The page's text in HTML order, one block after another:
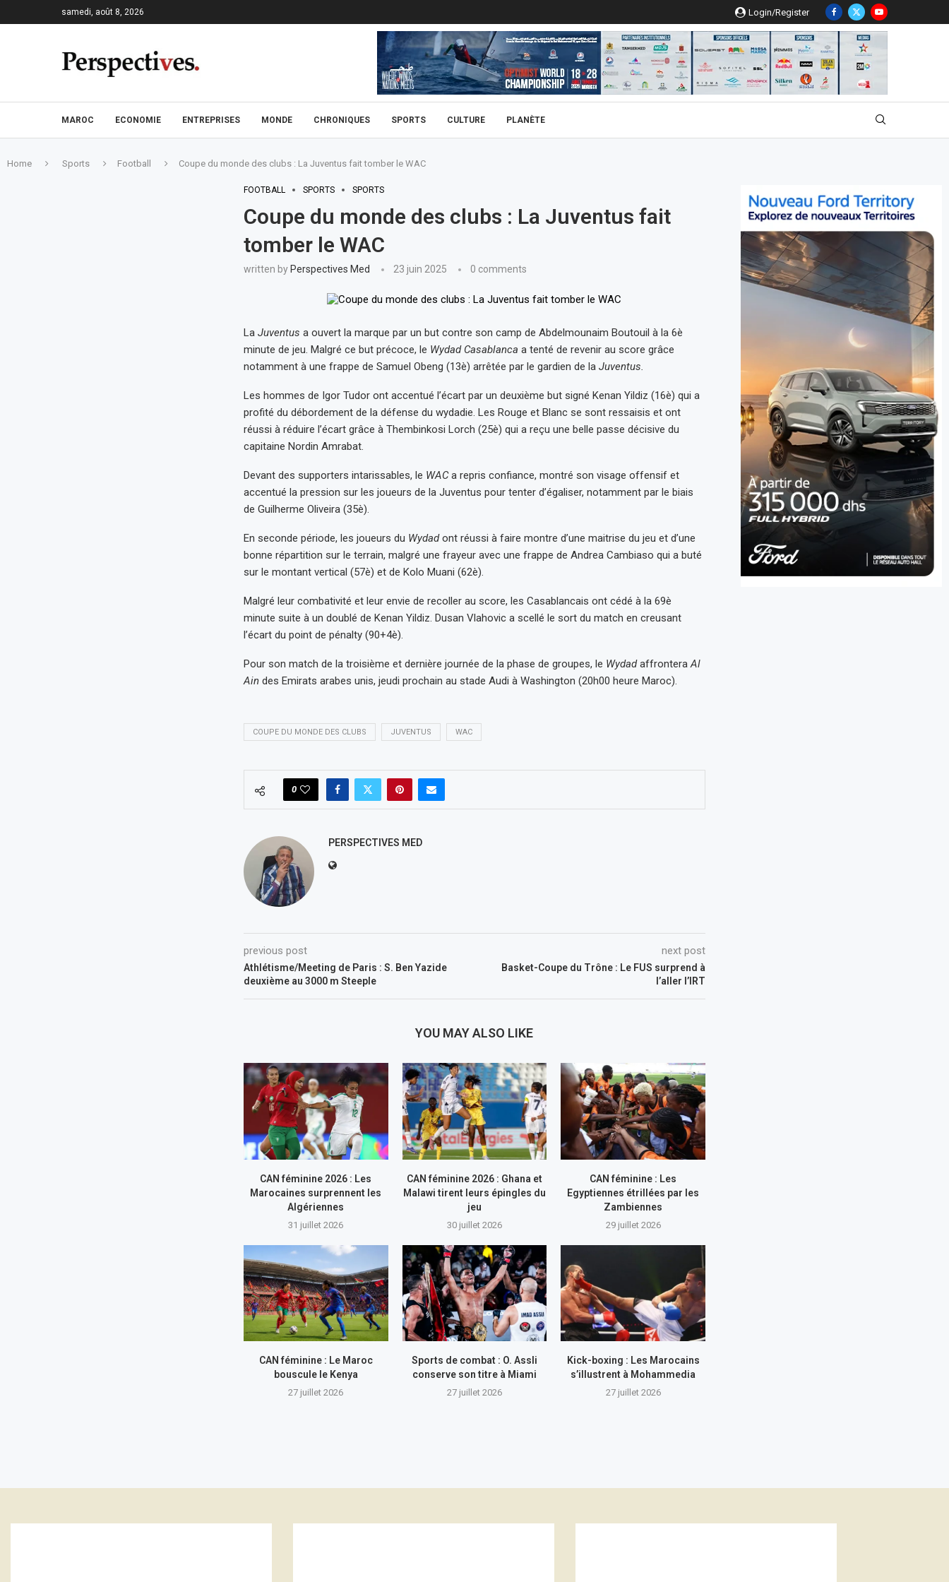
samedi, août 8, 2026 Login/Register
MAROC ECONOMIE ENTREPRISES MONDE CHRONIQUES SPORTS CULTURE PLANÈTE
Home Sports Football Coupe du monde des clubs : La Juventus fait tomber le WAC
FOOTBALL SPORTS SPORTS
Coupe du monde des clubs : La Juventus fait
tomber le WAC
written by Perspectives Med 23 juin 2025 0 comments
La Juventus a ouvert la marque par un but contre son camp de Abdelmounaim Boutouil à la 6è
minute de jeu. Malgré ce but précoce, le Wydad Casablanca a tenté de revenir au score grâce
notamment à une frappe de Samuel Obeng (13è) arrêtée par le gardien de la Juventus.
Les hommes de Igor Tudor ont accentué l’écart par un deuxième but signé Kenan Yildiz (16è) qui a
profité du débordement de la défense du wydadie. Les Rouge et Blanc se sont ressaisis et ont
réussi à réduire l’écart grâce à Thembinkosi Lorch (25è) qui a reçu une belle passe décisive du
capitaine Nordin Amrabat.
Devant des supporters intarissables, le WACa repris confiance, montré son visage offensif et
accentué la pression sur les joueurs de la Juventus pour tenter d’égaliser, notamment par le biais
de Guilherme Oliveira (35è).
En seconde période, les joueurs du Wydadont réussi à faire montre d’une maitrise du jeu et d’une
bonne répartition sur le terrain, malgré une frayeur avec une frappe de Andrea Cambiaso qui a buté
sur le montant vertical (57è) et de Kolo Muani (62è).
Malgré leur combativité et leur envie de recoller au score, les Casablancais ont cédé à la 69è
minute suite à un doublé de Kenan Yildiz. Dusan Vlahovic a scellé le sort du match en creusant
l’écart du point de pénalty (90+4è).
Pour son match de la troisième et dernière journée de la phase de groupes, le WydadaffronteraAl
Aindes Emirats arabes unis, jeudi prochain au stade Audi à Washington (20h00 heure Maroc).
COUPE DU MONDE DES CLUBS JUVENTUS WAC
0
PERSPECTIVES MED
previous post
Athlétisme/Meeting de Paris : S. Ben Yazide
deuxième au 3000 m Steeple
next post
Basket-Coupe du Trône : Le FUS surprend à
l’aller l’IRT
YOU MAY ALSO LIKE
CAN féminine 2026 : Les
Marocaines surprennent les
Algériennes
31 juillet 2026
CAN féminine 2026 : Ghana et
Malawi tirent leurs épingles du
jeu
30 juillet 2026
CAN féminine : Les
Egyptiennes étrillées par les
Zambiennes
29 juillet 2026
CAN féminine : Le Maroc
bouscule le Kenya
27 juillet 2026
Sports de combat : O. Assli
conserve son titre à Miami
27 juillet 2026
Kick-boxing : Les Marocains
s’illustrent à Mohammedia
27 juillet 2026